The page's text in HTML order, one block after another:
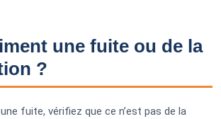
une fuite ou de la
?
fuite, vérifiez que ce n’est pas de la